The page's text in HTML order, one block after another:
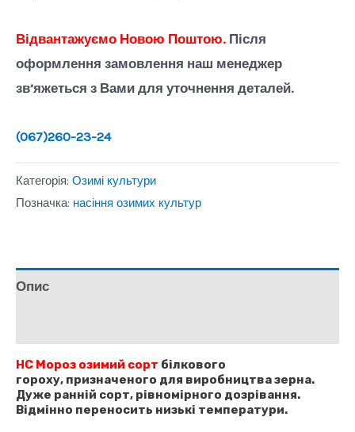
Відвантажуємо Новою Поштою. Після
оформлення замовлення наш менеджер
зв’яжеться з Вами для уточнення деталей.
(067)260-23-24
Категорія: Озимі культури
Позначка: насіння озимих культур
Опис
НС Мороз озимий сорт білкового
гороху, призначеного для виробництва зерна.
Дуже ранній сорт, рівномірного дозрівання.
Відмінно переносить низькі температури.